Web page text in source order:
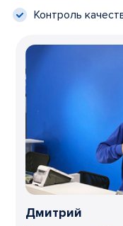
Контроль
Дмитрий